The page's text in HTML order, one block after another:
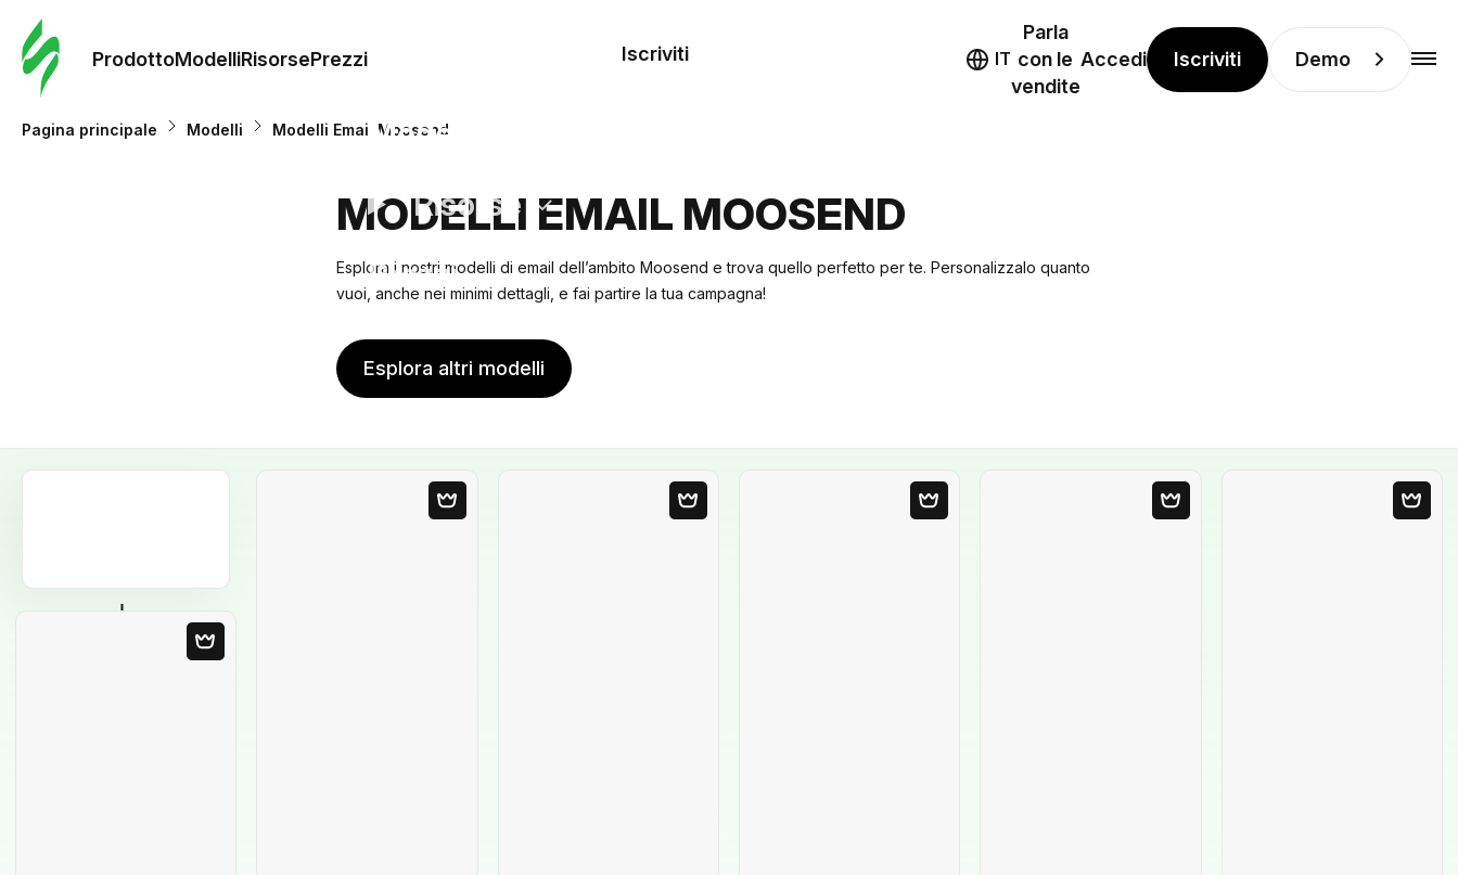
ProdottoModelliRisorsePrezzi
Modelli
Risorse
Prezzi
Iscriviti IT
Parla
con le
vendite
Accedi Iscriviti Demo
Pagina principale Modelli Modelli Email Moosend
MODELLI EMAIL MOOSEND
Esplora i nostri modelli di email dell’ambito Moosend e trova quello perfetto per te. Personalizzalo quanto
vuoi, anche nei minimi dettagli, e fai partire la tua campagna!
Esplora altri modelli